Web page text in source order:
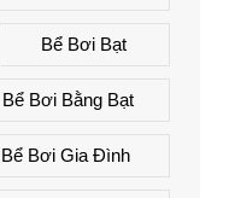
Bể Bơi Bạt
Bể Bơi Bằng Bạt
Bể Bơi Gia Đình